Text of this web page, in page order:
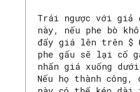
Trái ngược với giả
này, nếu phe bò
đẩy giá lên trên $
phe gấu sẽ lại cố
nhấn giá xuống dưới
Nếu họ thành công,